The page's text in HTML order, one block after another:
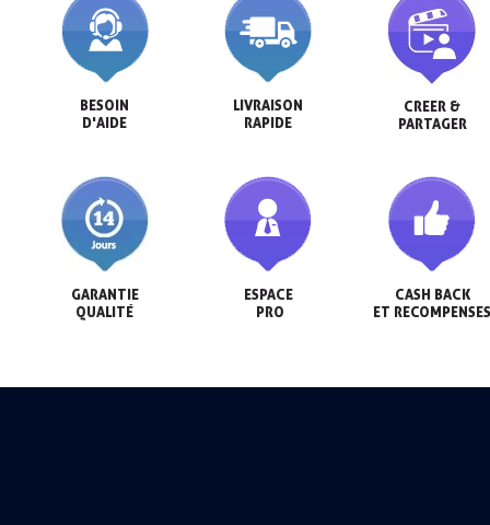
BESOIN
D'AIDE
LIVRAISON
RAPIDE
CREER &
PARTAGER
GARANTIE
QUALITÉ
ESPACE
PRO
CASH BACK
ET